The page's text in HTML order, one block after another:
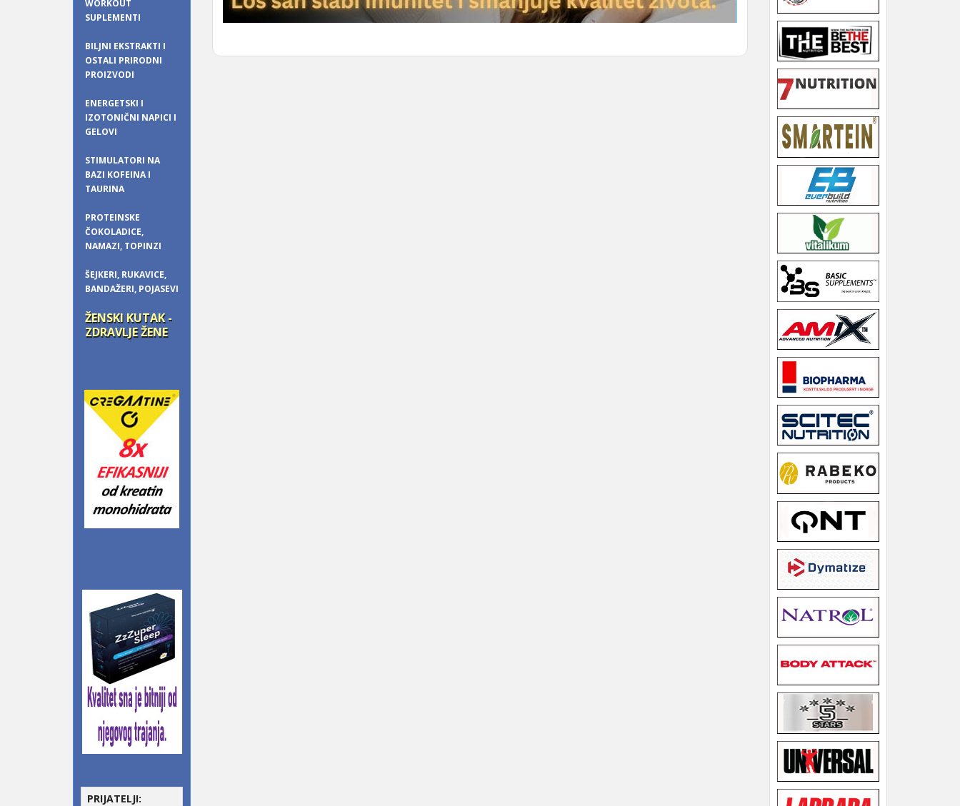
WORKOUT
SUPLEMENTI
BILJNI EKSTRAKTI I
OSTALI PRIRODNI
PROIZVODI
ENERGETSKI I
IZOTONIČNI NAPICI I
GELOVI
STIMULATORI NA
BAZI KOFEINA I
TAURINA
PROTEINSKE
ČOKOLADICE,
NAMAZI, TOPINZI
ŠEJKERI, RUKAVICE,
BANDAŽERI, POJASEVI
ŽENSKI KUTAK -
ZDRAVLJE ŽENE
PRIJATELJI: